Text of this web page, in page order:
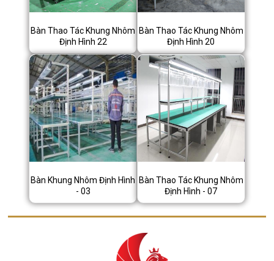
Bàn Thao Tác Khung Nhôm
Định Hình 22
Bàn Thao Tác Khung Nhôm
Định Hình 20
Bàn Khung Nhôm Định Hình
- 03
Bàn Thao Tác Khung Nhôm
Định Hình - 07